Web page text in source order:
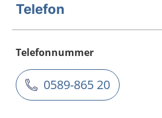
Telefon
Telefonnummer
0589-865 20